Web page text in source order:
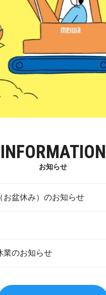
INFORMATION
お知らせ
盆休み）のお知らせ
のお知らせ